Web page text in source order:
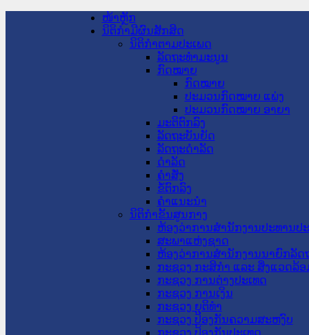
ໜ້າຫຼັກ
ນິຕິກໍາມີຜົນສັກສິດ
ນິຕິກໍາຕາມປະເພດ
ລັດຖະທໍາມະນູນ
ກົດໝາຍ
ກົດໝາຍ
ປະມວນກົດໝາຍ ແພ່ງ
ປະມວນກົດໝາຍ ອາຍາ
ມະຕິຕົກລົງ
ລັດຖະບັນຍັດ
ລັດຖະດໍາລັດ
ດໍາລັດ
ຄໍາສັ່ງ
ຂໍ້ຕົກລົງ
ຄໍາແນະນໍາ
ນິຕິກໍາຂັ້ນສູນກາງ
ຫ້ອງວ່າການສໍານັກງານປະທານປ
ສະພາແຫ່ງຊາດ
ຫ້ອງວ່າການສຳນັກງານນາຍົກລັດ
ກະຊວງ ກະສິກຳ ແລະ ສິ່ງແວດລ້ອ
ກະຊວງ ການຕ່າງປະເທດ
ກະຊວງ ການເງິນ
ກະຊວງ ຍຸຕິທໍາ
ກະຊວງ ປ້ອງກັນຄວາມສະຫງົບ
ກະຊວງ ປ້ອງກັນປະເທດ